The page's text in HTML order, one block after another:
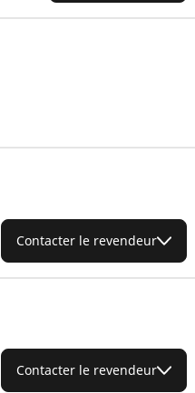
Contacter le revendeur
Contacter le revendeur